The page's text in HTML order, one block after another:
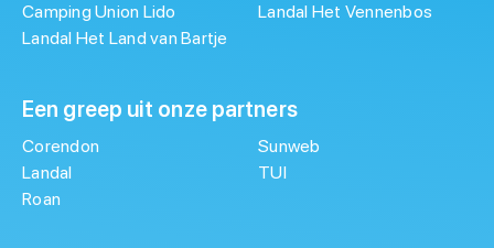
Camping Union Lido
Landal Het Land van Bartje
Landal Het Vennenbos
Een greep uit onze partners
Corendon
Landal
Roan
Sunweb
TUI